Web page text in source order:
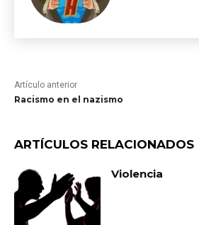
Artículo anterior
Racismo en el nazismo
ARTÍCULOS RELACIONADOS
Violencia